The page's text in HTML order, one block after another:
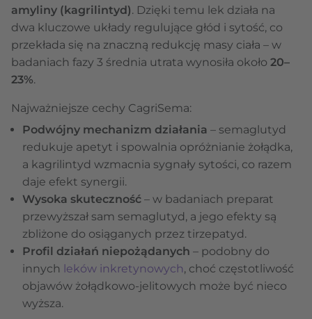
amyliny (kagrilintyd). Dzięki temu lek działa na
dwa kluczowe układy regulujące głód i sytość, co
przekłada się na znaczną redukcję masy ciała – w
badaniach fazy 3 średnia utrata wynosiła około 20–
23%.
Najważniejsze cechy CagriSema:
Podwójny mechanizm działania – semaglutyd
redukuje apetyt i spowalnia opróżnianie żołądka,
a kagrilintyd wzmacnia sygnały sytości, co razem
daje efekt synergii.
Wysoka skuteczność – w badaniach preparat
przewyższał sam semaglutyd, a jego efekty są
zbliżone do osiąganych przez tirzepatyd.
Profil działań niepożądanych – podobny do
innych leków inkretynowych, choć częstotliwość
objawów żołądkowo-jelitowych może być nieco
wyższa.